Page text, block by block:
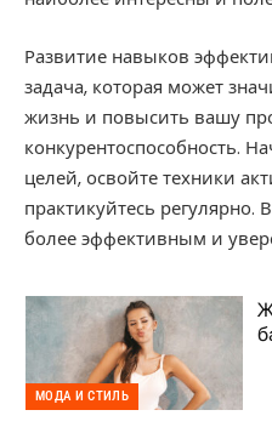
Развитие навыков
задача, которая может
жизнь и повысить вашу
конкурентоспособность.
целей, освойте техники
практикуйтесь регулярно.
более эффективным и
МОДА И СТИЛЬ